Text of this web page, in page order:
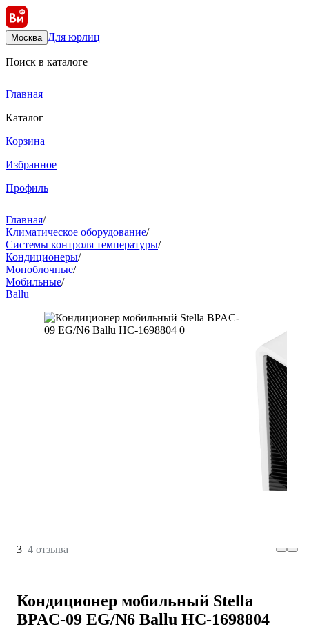
Москва Для юрлиц
Поиск в каталоге
Главная
Каталог
Корзина
Избранное
Профиль
Главная/
Климатическое оборудование/
Системы контроля температуры/
Кондиционеры/
Моноблочные/
Мобильные/
Ballu
3 4 отзыва
Кондиционер мобильный Stella
BPAC-09 EG/N6 Ballu НС-1698804